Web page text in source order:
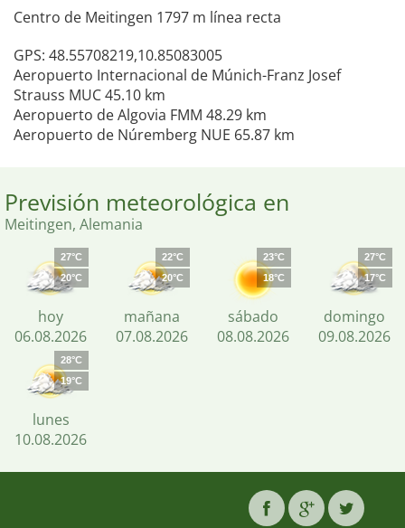
Centro de Meitingen 1797 m línea recta
GPS: 48.55708219,10.85083005
Aeropuerto Internacional de Múnich-Franz Josef
Strauss MUC 45.10 km
Aeropuerto de Algovia FMM 48.29 km
Aeropuerto de Núremberg NUE 65.87 km
Previsión meteorológica en
Meitingen, Alemania
27°C
20°C
hoy
06.08.2026
22°C
20°C
mañana
07.08.2026
23°C
18°C
sábado
08.08.2026
27°C
17°C
domingo
09.08.2026
28°C
19°C
lunes
10.08.2026